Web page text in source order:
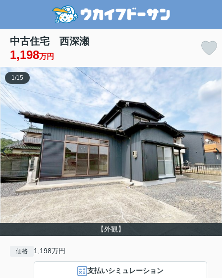
中古住宅 西深瀬
1,198万円
【外観】
1/15
価格 1,198万円
支払いシミュレーション